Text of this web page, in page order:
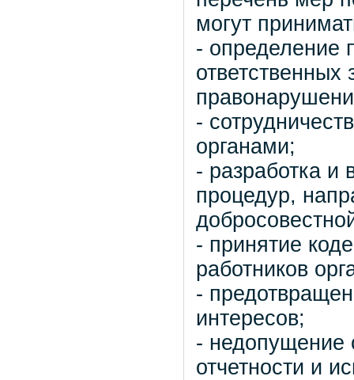
могут
- определение
-
органами;
- разработка и
процедур,
- принятие
работников
-
интересов;
- недопущение
отчетности и